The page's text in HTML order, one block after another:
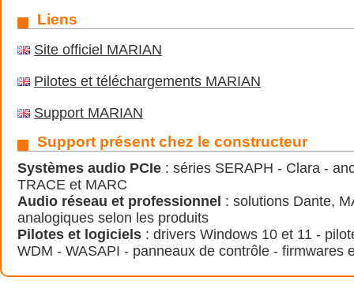
Liens
Site officiel MARIAN
Pilotes et téléchargements MARIAN
Support MARIAN
Support présent chez le constructeur
Systèmes audio PCIe : séries SERAPH - Clara -
TRACE et MARC
Audio réseau et professionnel : solutions Dante,
analogiques selon les produits
Pilotes et logiciels : drivers Windows 10 et 11 -
WDM - WASAPI - panneaux de contrôle - firmwares